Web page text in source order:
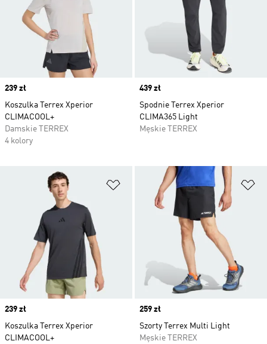
Price
239 zł
Koszulka Terrex Xperior
CLIMACOOL+
Damskie TERREX
4 kolory
Price
439 zł
Spodnie Terrex Xperior
CLIMA365 Light
Męskie TERREX
Dodaj do listy życzeń
Price
239 zł
Koszulka Terrex Xperior
CLIMACOOL+
Price
259 zł
Szorty Terrex Multi Light
Męskie TERREX